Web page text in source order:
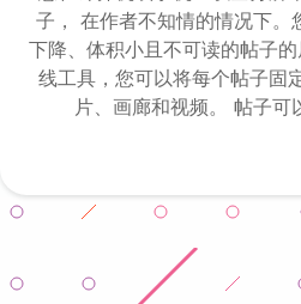
子， 在作者不知情的情况下。
下降、体积小且不可读的帖子
线工具，您可以将每个帖子固
片、画廊和视频。 帖子可